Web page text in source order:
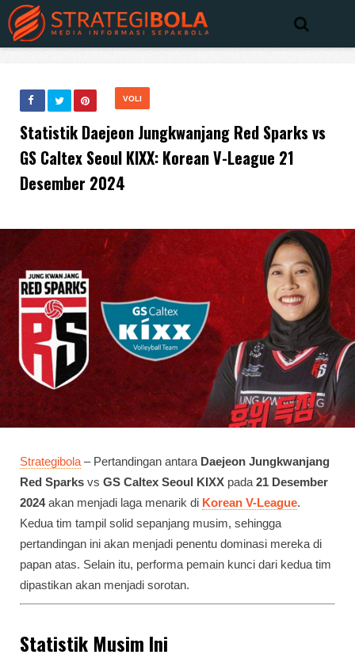
VOLI
Statistik Daejeon Jungkwanjang Red Sparks vs
GS Caltex Seoul KIXX: Korean V-League 21
Desember 2024
Strategibola – Pertandingan antara Daejeon Jungkwanjang
Red Sparks vs GS Caltex Seoul KIXX pada 21 Desember
2024akan menjadi laga menarik di Korean V-League.
Kedua tim tampil solid sepanjang musim, sehingga
pertandingan ini akan menjadi penentu dominasi mereka di
papan atas. Selain itu, performa pemain kunci dari kedua tim
dipastikan akan menjadi sorotan.
Statistik Musim Ini